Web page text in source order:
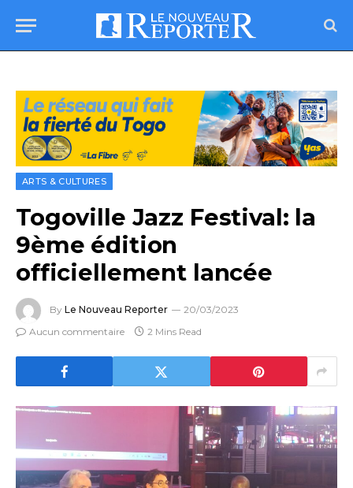
ARTS & CULTURES
Togoville Jazz Festival: la
9ème édition
officiellement lancée
By Le Nouveau Reporter
20/03/2023
Aucun commentaire
2 Mins Read